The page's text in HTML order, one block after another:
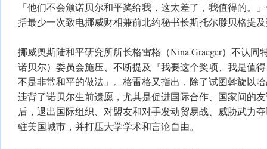
「他们不会颁诺贝尔和平奖给我，这太差了，我值得的。
括最少一次致电挪威财相兼前北约秘书长斯托尔滕贝格提
挪威奥斯陆和平研究所所长格雷格（Nina Graeger）不认同
诺贝尔）委员会施压、不断提及『我要这个奖项、我是值
不是非常和平的做法」。格雷格又指出，除了试图斡旋以
违背了诺贝尔生前遗愿，尤其是促进国际合作、国家间的
后，退出国际组织、对盟友和对手发动贸易战、威胁武力
驻美国城市，并打压大学学术和言论自由。